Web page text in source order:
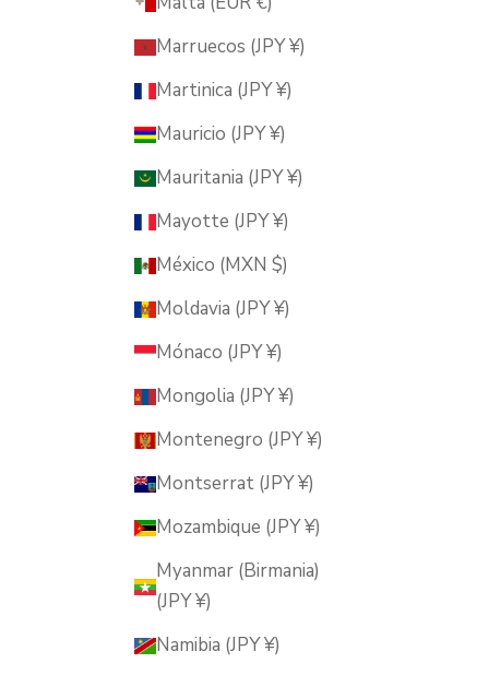
Marruecos (JPY ¥)
Martinica (JPY ¥)
Mauricio (JPY ¥)
Mauritania (JPY ¥)
Mayotte (JPY ¥)
México (MXN $)
Moldavia (JPY ¥)
Mónaco (JPY ¥)
Mongolia (JPY ¥)
Montenegro (JPY ¥)
Montserrat (JPY ¥)
Mozambique (JPY ¥)
Myanmar (Birmania)
(JPY ¥)
Namibia (JPY ¥)